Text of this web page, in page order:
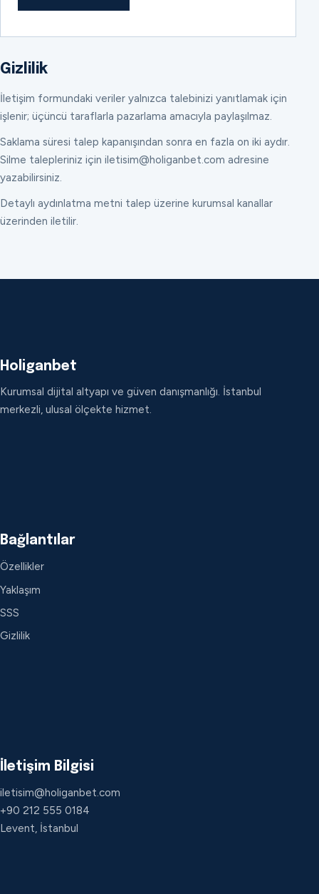
Gizlilik
İletişim formundaki veriler yalnızca talebinizi yanıtlamak için
işlenir; üçüncü taraflarla pazarlama amacıyla paylaşılmaz.
Saklama süresi talep kapanışından sonra en fazla on iki aydır.
Silme talepleriniz için iletisim@holiganbet.com adresine
yazabilirsiniz.
Detaylı aydınlatma metni talep üzerine kurumsal kanallar
üzerinden iletilir.
Holiganbet
Kurumsal dijital altyapı ve güven danışmanlığı. İstanbul
merkezli, ulusal ölçekte hizmet.
Bağlantılar
Özellikler
Yaklaşım
SSS
Gizlilik
İletişim Bilgisi
iletisim@holiganbet.com
+90 212 555 0184
Levent, İstanbul